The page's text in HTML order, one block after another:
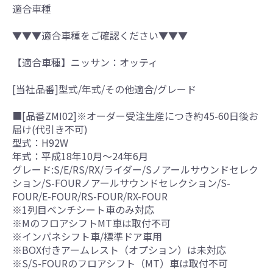
適合車種
▼▼▼適合車種をご確認ください▼▼▼
【適合車種】ニッサン：オッティ
[当社品番]型式/年式/その他適合/グレード
■[品番ZMI02]※オーダー受注生産につき約45-60日後お
届け(代引き不可)
型式：H92W
年式：平成18年10月～24年6月
グレード:S/E/RS/RX/ライダー/Sノアールサウンドセレク
ション/S-FOURノアールサウンドセレクション/S-
FOUR/E-FOUR/RS-FOUR/RX-FOUR
※1列目ベンチシート車のみ対応
※MのフロアシフトMT車は取付不可
※インパネシフト車/標準ドア車用
※BOX付きアームレスト（オプション）は未対応
※S/S-FOURのフロアシフト（MT）車は取付不可